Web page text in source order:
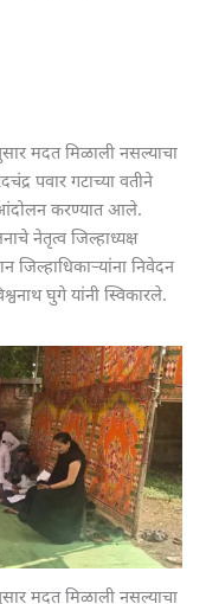
मदत मिळाली नसल्याचा
पवार गटाच्या वतीने
आंदोलन करण्यात आले.
नेतृत्व जिल्हाध्यक्ष
जिल्हाधिकाऱ्यांना निवेदन
घुगे यांनी स्विकारले.
मदत मिळाली नसल्याचा